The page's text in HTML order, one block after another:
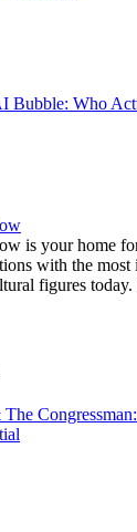
Bubble: Who
is your home
with the most
figures